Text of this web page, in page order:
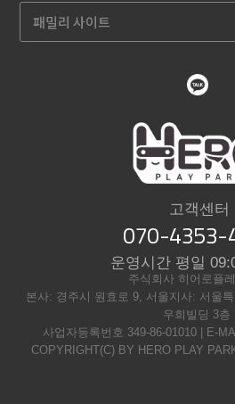
고객센터
070-4353-
운영시간 평일
주식회사 히어로플
본사: 경주시 원효로 9, 서울지사: 서울
우희빌딩 3층 |
사업자등록번호 349-86-01010 | E-
COPYRIGHT(C) BY HERO PLAY